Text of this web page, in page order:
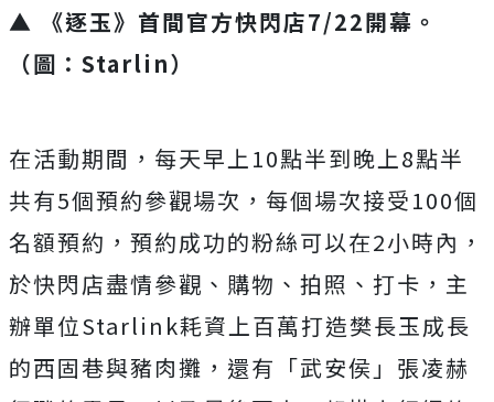
▲ 《逐玉》首間官方快閃店7/22開幕。
（圖：Starlin）
在活動期間，每天早上 10點半到晚上8點半
共有5個預約參觀場次，每個場次接受100個
名額預約，預約成功的粉絲可以在2小時內，
於快閃店盡情參觀、購物、拍照、打卡，主
辦單位Starlink耗資上百萬打造樊長玉成長
的西固巷與豬肉攤，還有「武安侯」張凌赫